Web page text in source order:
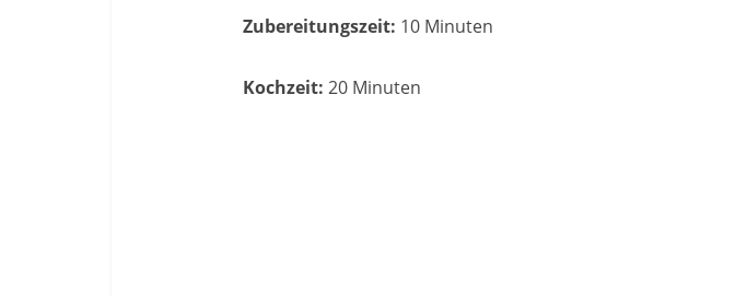
Zubereitungszeit: 10 Minuten
Kochzeit: 20 Minuten